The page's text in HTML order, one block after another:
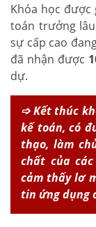
Khóa học được
toán trưởng
sự cấp cao
đã nhận được
dự.
➩ Kết thúc
kế toán, có
thạo, làm
chất của
cảm thấy lơ
tin ứng dụng